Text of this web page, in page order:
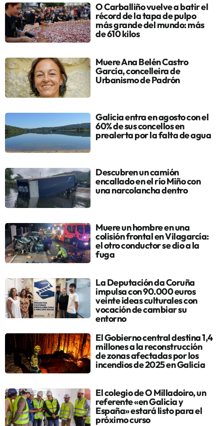
O Carballiño vuelve a batir el
récord de la tapa de pulpo
más grande del mundo: más
de 610 kilos
Muere Ana Belén Castro
García, concelleira de
Urbanismo de Padrón
Galicia entra en agosto con el
60% de sus concellos en
prealerta por la falta de agua
Descubren un camión
encallado en el río Miño con
una narcolancha dentro
Muere un hombre en una
colisión frontal en Vilagarcía:
el otro conductor se dio a la
fuga
La Deputación da Coruña
impulsa con 90.000 euros
veinte ideas culturales con
vocación de cambiar su
entorno
El Gobierno central destina 1,4
millones a la reconstrucción
de zonas afectadas por los
incendios de 2025 en Galicia
El colegio de O Milladoiro, un
referente «en Galicia y
España» estará listo para el
próximo curso